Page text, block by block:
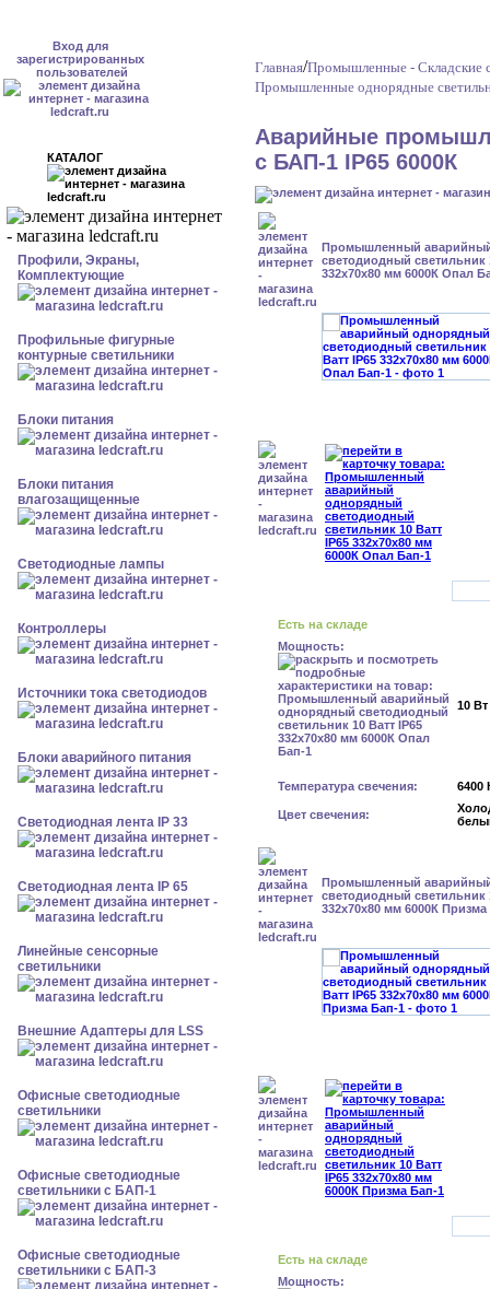
Вход для
зарегистрированных
пользователей
КАТАЛОГ
Профили, Экраны,
Комплектующие
Профильные фигурные
контурные светильники
Блоки питания
Блоки питания
влагозащищенные
Светодиодные лампы
Контроллеры
Источники тока светодиодов
Блоки аварийного питания
Светодиодная лента IP 33
Светодиодная лента IP 65
Линейные сенсорные
светильники
Внешние Адаптеры для LSS
Офисные светодиодные
светильники
Офисные светодиодные
светильники с БАП-1
Офисные светодиодные
светильники с БАП-3
Главная/Промышленные - Складские
Промышленные однорядные
Аварийные
с БАП-1 IP65 6000К
Промышленный
светодиодный светильник
332x70x80 мм 6000К Опал
Есть на складе
Мощность:
10 Вт
Температура свечения: 6400
Цвет свечения:
Промышленный
светодиодный светильник
332x70x80 мм 6000К
Есть на складе
Мощность: